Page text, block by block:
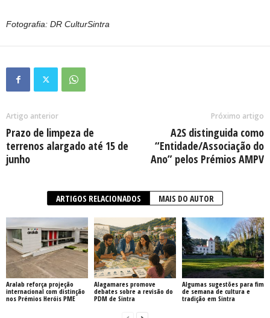
Fotografia: DR CulturSintra
Artigo anterior
Prazo de limpeza de
terrenos alargado até 15 de
junho
Próximo artigo
A2S distinguida como
“Entidade/Associação do
Ano” pelos Prémios AMPV
ARTIGOS RELACIONADOS MAIS DO AUTOR
Aralab reforça projeção
internacional com distinção
nos Prémios Heróis PME
Alagamares promove
debates sobre a revisão do
PDM de Sintra
Algumas sugestões para fim
de semana de cultura e
tradição em Sintra